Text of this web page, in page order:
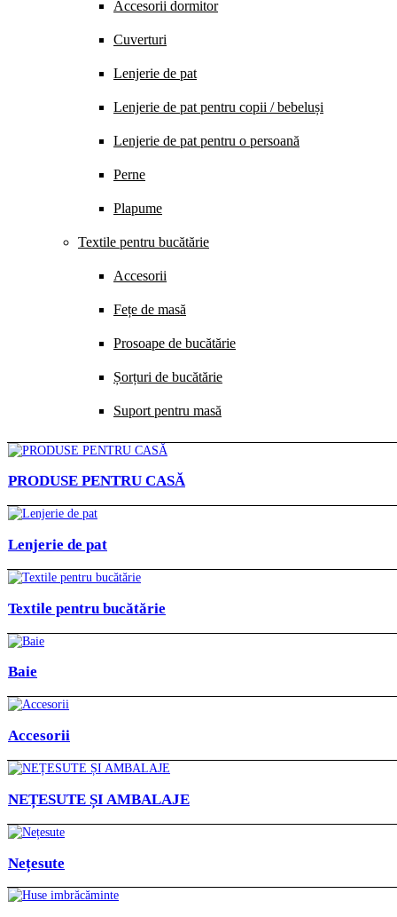
Accesorii dormitor
Cuverturi
Lenjerie de pat
Lenjerie de pat pentru copii / bebeluși
Lenjerie de pat pentru o persoană
Perne
Plapume
Textile pentru bucătărie
Accesorii
Fețe de masă
Prosoape de bucătărie
Șorțuri de bucătărie
Suport pentru masă
PRODUSE PENTRU CASĂ
Lenjerie de pat
Textile pentru bucătărie
Baie
Accesorii
NEȚESUTE ȘI AMBALAJE
Nețesute